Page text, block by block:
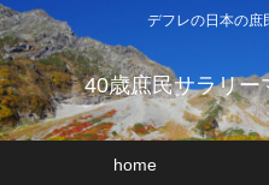
デフレの日本の庶
40歳庶民サラリ
home